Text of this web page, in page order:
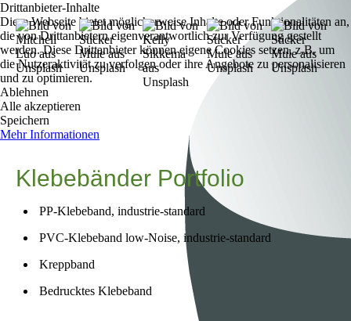
Klebebänder Portfolio
PP-Klebeband, industrie-standard
PVC-Klebeband low-Noise, industrie-standard
Kreppband
Bedrucktes Klebeband
Drittanbieter-Inhalte
Diese Webseite bietet möglicherweise Inhalte oder Funktionalitäten an,
die von Drittanbietern eigenverantwortlich zur Verfügung gestellt
werden. Diese Drittanbieter können eigene Cookies setzen, z.B. um
die Nutzeraktivität zu verfolgen oder ihre Angebote zu personalisieren
und zu optimieren.
Ablehnen
Alle akzeptieren
Speichern
Mehr Informationen